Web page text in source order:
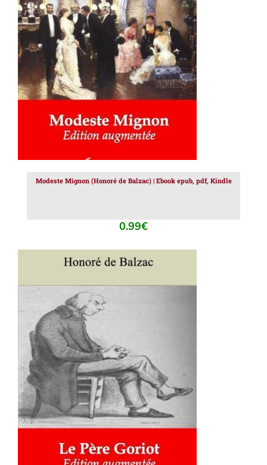
AJOUTER AU PANIER / DÉTAILS
Modeste Mignon (Honoré de Balzac) | Ebook epub, pdf, Kindle
0.99€
AJOUTER AU PANIER / DÉTAILS